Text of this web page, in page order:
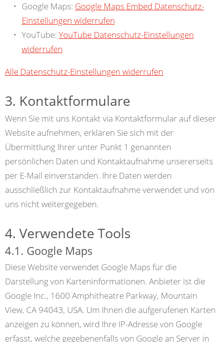
Google Maps: Google Maps Embed Datenschutz-
Einstellungen widerrufen
YouTube: YouTube Datenschutz-Einstellungen
widerrufen
Alle Datenschutz-Einstellungen widerrufen
3. Kontaktformulare
Wenn Sie mit uns Kontakt via Kontaktformular auf dieser
Website aufnehmen, erklären Sie sich mit der
Übermittlung Ihrer unter Punkt 1 genannten
persönlichen Daten und Kontaktaufnahme unsererseits
per E-Mail einverstanden. Ihre Daten werden
ausschließlich zur Kontaktaufnahme verwendet und von
uns nicht weitergegeben.
4. Verwendete Tools
4.1. Google Maps
Diese Website verwendet Google Maps für die
Darstellung von Karteninformationen. Anbieter ist die
Google Inc., 1600 Amphitheatre Parkway, Mountain
View, CA 94043, USA. Um Ihnen die aufgerufenen Karten
anzeigen zu können, wird Ihre IP-Adresse von Google
erfasst, welche gegebenenfalls von Google an Server in